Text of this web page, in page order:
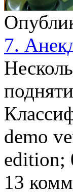
7.
demo
13